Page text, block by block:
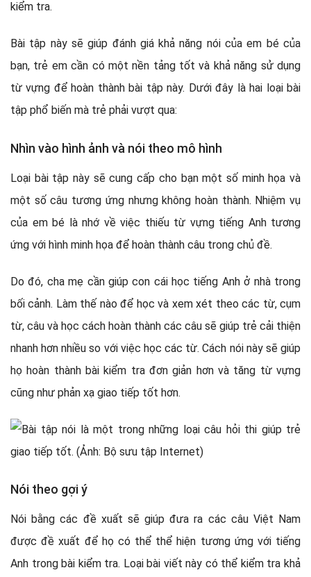
kiểm tra.
Bài tập này sẽ giúp đánh giá khả năng nói của em bé của
bạn, trẻ em cần có một nền tảng tốt và khả năng sử dụng
từ vựng để hoàn thành bài tập này. Dưới đây là hai loại bài
tập phổ biến mà trẻ phải vượt qua:
Nhìn vào hình ảnh và nói theo mô hình
Loại bài tập này sẽ cung cấp cho bạn một số minh họa và
một số câu tương ứng nhưng không hoàn thành. Nhiệm vụ
của em bé là nhớ về việc thiếu từ vựng tiếng Anh tương
ứng với hình minh họa để hoàn thành câu trong chủ đề.
Do đó, cha mẹ cần giúp con cái học tiếng Anh ở nhà trong
bối cảnh. Làm thế nào để học và xem xét theo các từ, cụm
từ, câu và học cách hoàn thành các câu sẽ giúp trẻ cải thiện
nhanh hơn nhiều so với việc học các từ. Cách nói này sẽ giúp
họ hoàn thành bài kiểm tra đơn giản hơn và tăng từ vựng
cũng như phản xạ giao tiếp tốt hơn.
Nói theo gợi ý
Nói bằng các đề xuất sẽ giúp đưa ra các câu Việt Nam
được đề xuất để họ có thể thể hiện tương ứng với tiếng
Anh trong bài kiểm tra. Loại bài viết này có thể kiểm tra khả